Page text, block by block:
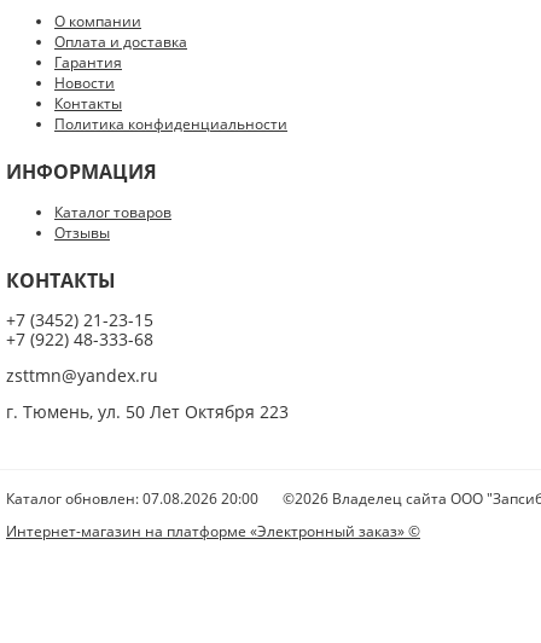
Введите код с картинки:
Я даю согласие на обработку моих персональных данных
Нажатием на кнопку «Опубликовать» я даю свое согласие на обработку
О компании
Оплата и доставка
Гарантия
Новости
Контакты
Политика конфиденциальности
ИНФОРМАЦИЯ
Каталог товаров
Отзывы
КОНТАКТЫ
+7 (3452) 21-23-15
+7 (922) 48-333-68
zsttmn@yandex.ru
г. Тюмень, ул. 50 Лет Октября 223
Каталог обновлен: 07.08.2026 20:00
©2026 Владелец сайта ООО
Интернет-магазин на платформе «Электронный заказ» ©